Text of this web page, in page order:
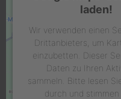
laden!
Wir verwenden einen
Drittanbieters, um
einzubetten. Dieser
Daten zu Ihren
sammeln. Bitte lesen
durch und stimmen